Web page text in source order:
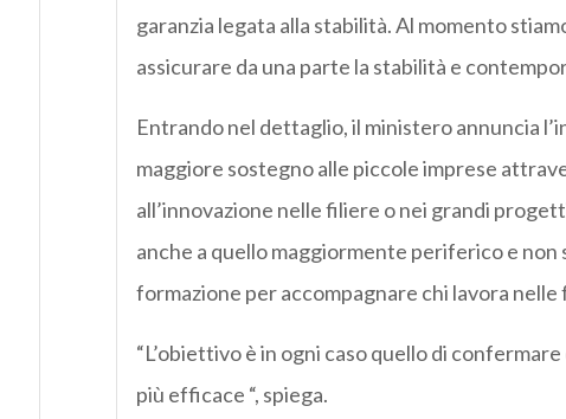
garanzia legata alla stabilità. Al momento
assicurare da una parte la stabilità e
Entrando nel dettaglio, il ministero annuncia
maggiore sostegno alle piccole imprese
all’innovazione nelle filiere o nei grandi
anche a quello maggiormente periferico e
formazione per accompagnare chi lavora
“L’obiettivo è in ogni caso quello di
più efficace “, spiega.